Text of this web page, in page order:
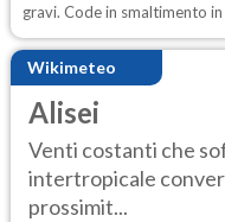
gravi. Code in smaltimento in
Wikimeteo
Alisei
Venti costanti che
intertropicale
prossimit...